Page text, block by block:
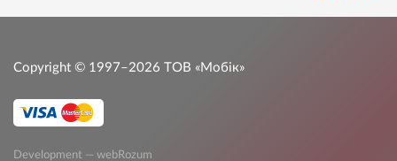
Copyright © 1997–2026 ТОВ «Мобік»
Development — webRozum